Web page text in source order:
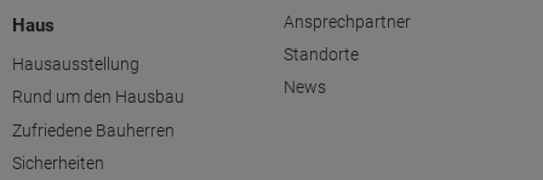
Haus
Hausausstellung
Rund um den Hausbau
Zufriedene Bauherren
Sicherheiten
Ansprechpartner
Standorte
News